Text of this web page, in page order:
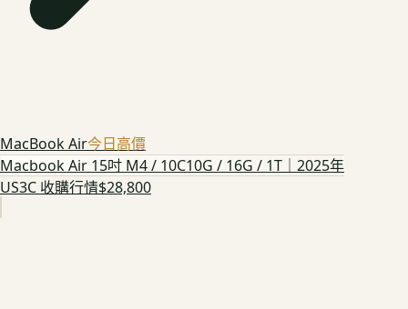
MacBook Air今日高價
Macbook Air 15吋 M4 / 10C10G / 16G / 1T｜2025年
US3C 收購行情$28,800